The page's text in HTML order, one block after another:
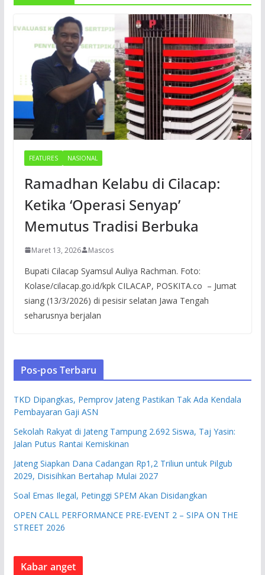
FEATURES NASIONAL
Ramadhan Kelabu di Cilacap:
Ketika ‘Operasi Senyap’
Memutus Tradisi Berbuka
Maret 13, 2026 Mascos
Bupati Cilacap Syamsul Auliya Rachman. Foto:
Kolase/cilacap.go.id/kpk CILACAP, POSKITA.co – Jumat
siang (13/3/2026) di pesisir selatan Jawa Tengah
seharusnya berjalan
Pos-pos Terbaru
TKD Dipangkas, Pemprov Jateng Pastikan Tak Ada Kendala
Pembayaran Gaji ASN
Sekolah Rakyat di Jateng Tampung 2.692 Siswa, Taj Yasin:
Jalan Putus Rantai Kemiskinan
Jateng Siapkan Dana Cadangan Rp1,2 Triliun untuk Pilgub
2029, Disisihkan Bertahap Mulai 2027
Soal Emas Ilegal, Petinggi SPEM Akan Disidangkan
OPEN CALL PERFORMANCE PRE-EVENT 2 – SIPA ON THE
STREET 2026
Kabar anget